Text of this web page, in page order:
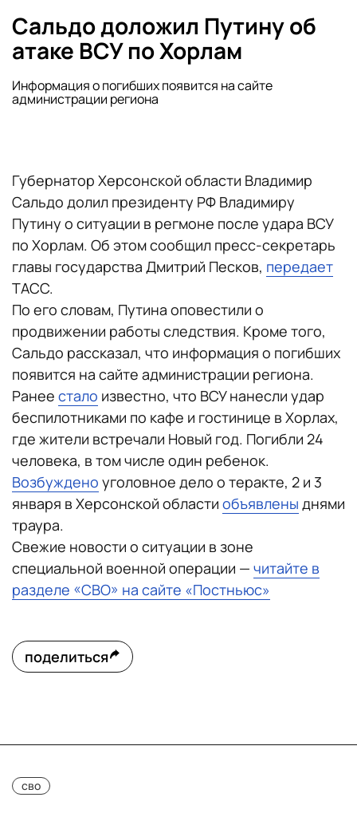
Сальдо доложил Путину об
атаке ВСУ по Хорлам
Информация о погибших появится на сайте
администрации региона
Губернатор Херсонской области Владимир
Сальдо долил президенту РФ Владимиру
Путину о ситуации в регмоне после удара ВСУ
по Хорлам. Об этом сообщил пресс-секретарь
главы государства Дмитрий Песков, передает
ТАСС.
По его словам, Путина оповестили о
продвижении работы следствия. Кроме того,
Сальдо рассказал, что информация о погибших
появится на сайте администрации региона.
Ранее стало известно, что ВСУ нанесли удар
беспилотниками по кафе и гостинице в Хорлах,
где жители встречали Новый год. Погибли 24
человека, в том числе один ребенок.
Возбуждено уголовное дело о теракте, 2 и 3
января в Херсонской области объявлены днями
траура.
Свежие новости о ситуации в зоне
специальной военной операции — читайте в
разделе «СВО» на сайте «Постньюс»
поделиться
сво